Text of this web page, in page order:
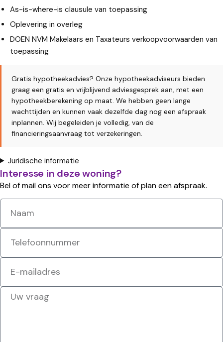
As-is-where-is clausule van toepassing
Oplevering in overleg
DOEN NVM Makelaars en Taxateurs verkoopvoorwaarden van
toepassing
Gratis hypotheekadvies? Onze hypotheekadviseurs bieden
graag een gratis en vrijblijvend adviesgesprek aan, met een
hypotheekberekening op maat. We hebben geen lange
wachttijden en kunnen vaak dezelfde dag nog een afspraak
inplannen. Wij begeleiden je volledig, van de
financieringsaanvraag tot verzekeringen.
Juridische informatie
Interesse in deze woning?
Bel of mail ons voor meer informatie of plan een afspraak.